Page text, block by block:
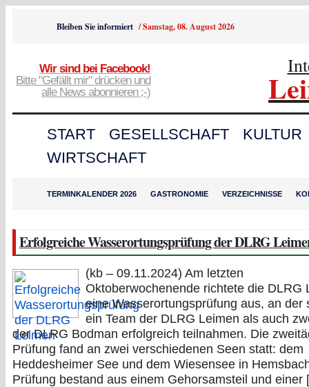
Bleiben Sie informiert /Samstag, 08. August 2026
Wir sind bei Facebook!
Bitte "Gefällt mir" drücken und
alle News abonnieren ;-)
START GESELLSCHAFT
KULTUR
WIRTSCHAFT
TERMINKALENDER 2026 GASTRONOMIE VERZEICHNISSE
Erfolgreiche Wasserortungsprüfung der DLRG
(kb – 09.11.2024) Am letzten
Oktoberwochenende richtete die DLRG
eine Wasserortungsprüfung aus, an der
ein Team der DLRG Leimen als auch
der DLRG Bodman erfolgreich teilnahmen. Die
Prüfung fand an zwei verschiedenen Seen statt: dem
Heddesheimer See und dem Wiesensee in
Prüfung bestand aus einem Gehorsamsteil und